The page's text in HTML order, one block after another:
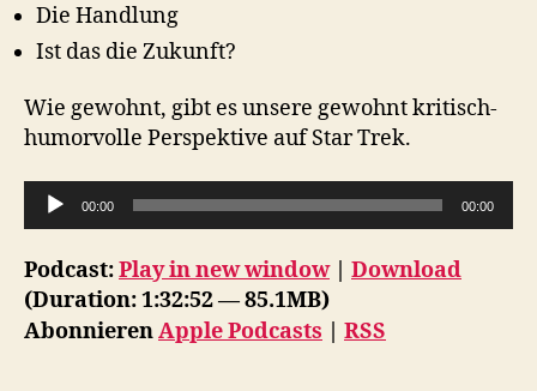
Die Handlung
Ist das die Zukunft?
Wie gewohnt, gibt es unsere gewohnt kritisch-
humorvolle Perspektive auf Star Trek.
u
d
i
o
00:00 00:00
Podcast:Play in new window| Download
(Duration: 1:32:52 — 85.1MB)
AbonnierenApple Podcasts RSS